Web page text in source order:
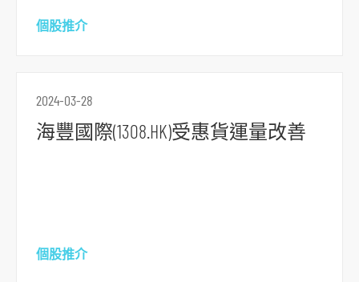
個股推介
2024-03-28
海豐國際(1308.HK)受惠貨運量改善
個股推介